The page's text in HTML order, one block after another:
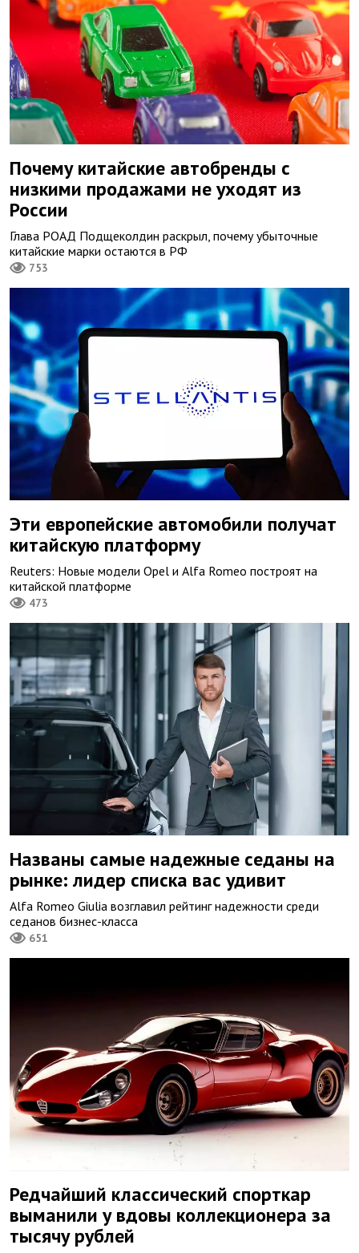
Почему китайские автобренды с
низкими продажами не уходят из
России
Глава РОАД Подщеколдин раскрыл, почему убыточные
китайские марки остаются в РФ
753
Эти европейские автомобили получат
китайскую платформу
Reuters: Новые модели Opel и Alfa Romeo построят на
китайской платформе
473
Названы самые надежные седаны на
рынке: лидер списка вас удивит
Alfa Romeo Giulia возглавил рейтинг надежности среди
седанов бизнес-класса
651
Редчайший классический спорткар
выманили у вдовы коллекционера за
тысячу рублей